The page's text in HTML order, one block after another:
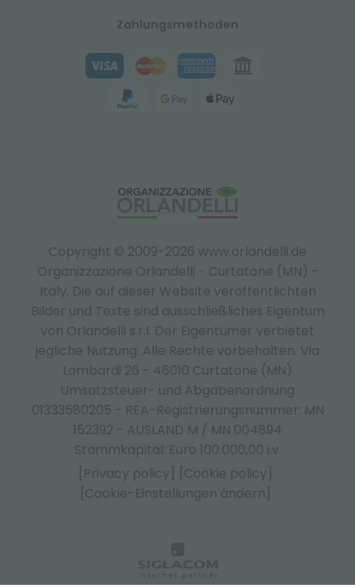
Copyright © 2009-2026 www.orlandelli.de
Organizzazione Orlandelli - Curtatone (MN) -
Italy. Die auf dieser Website veröffentlichten
Bilder und Texte sind ausschließliches Eigentum
von Orlandelli s.r.l. Der Eigentümer verbietet
jegliche Nutzung. Alle Rechte vorbehalten. Via
Lombardi 26 - 46010 Curtatone (MN)
Umsatzsteuer- und Abgabenordnung
01333580205 - REA-Registrierungsnummer: MN
152392 - AUSLAND M / MN 004894
Stammkapital: Euro 100.000,00 i.v.
[Privacy policy]
[Cookie policy]
[Cookie-Einstellungen ändern]
Zahlungsmethoden